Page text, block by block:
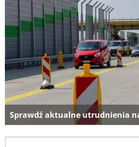
Sprawdź aktualne utrudnienia